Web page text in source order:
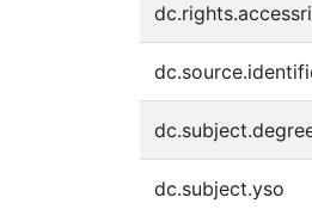
dc.subject.yso